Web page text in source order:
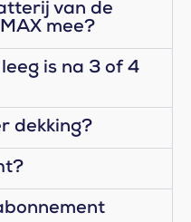
van de
mee?
is na 3 of 4
dekking?